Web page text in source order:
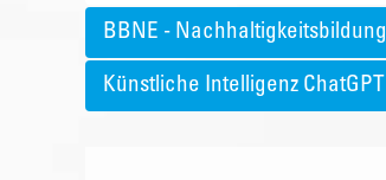
BBNE - Nachhaltigkeitsbildung
Künstliche Intelligenz ChatGPT